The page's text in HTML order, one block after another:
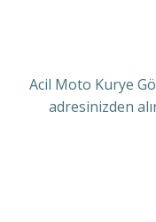
Acil Moto Kurye
adresinizden